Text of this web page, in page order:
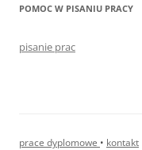
POMOC W PISANIU PRACY
pisanie prac
prace dyplomowe • kontakt